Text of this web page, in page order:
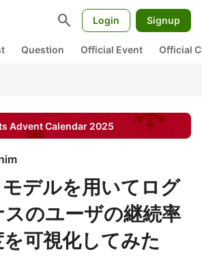
search Login Signup
Question Official Event Official
Advent Calendar 2025
デルを用いてログ
のユーザの継続率
可視化してみた